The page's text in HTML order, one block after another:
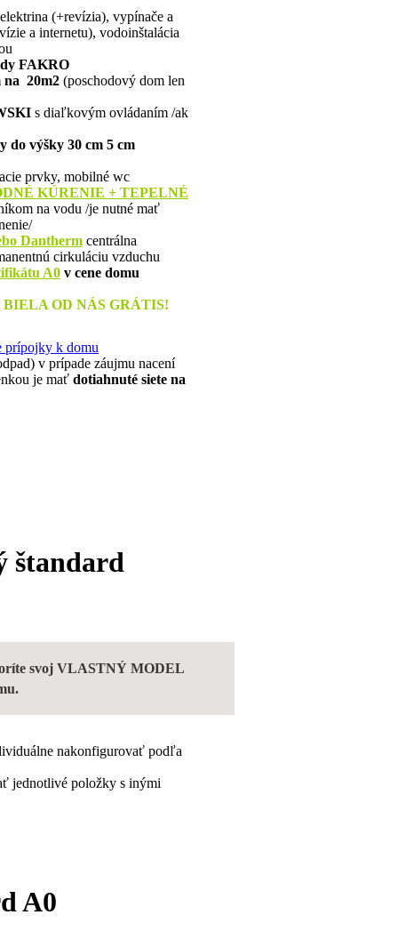
(+revízia), vypínače a
a internetu), vodoinštalácia
FAKRO
na 20m2 (poschodový dom len
s diaľkovým ovládaním /ak
do výšky 30 cm 5 cm
prvky, mobilné wc
KÚRENIE + TEPELNÉ
na vodu /je nutné mať
Dantherm centrálna
cirkuláciu vzduchu
A0 v cene domu
OD NÁS GRÁTIS!
prípojky k domu
v prípade záujmu nacení
je mať dotiahnuté siete na
štandard
svoj VLASTNÝ MODEL
nakonfigurovať podľa
jednotlivé položky s inými
A0